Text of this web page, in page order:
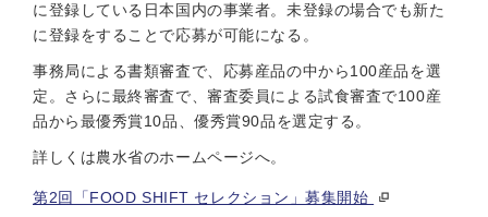
に登録している日本国内の事業者。未登録の場合でも新た
に登録をすることで応募が可能になる。
事務局による書類審査で、応募産品の中から100産品を選
定。さらに最終審査で、審査委員による試食審査で100産
品から最優秀賞10品、優秀賞90品を選定する。
詳しくは農水省のホームページへ。
第2回「FOOD SHIFT セレクション」募集開始